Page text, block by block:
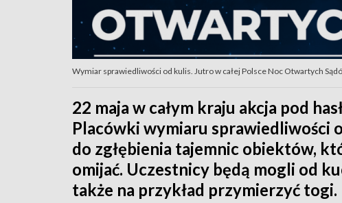
Wymiar sprawiedliwości od kulis. Jutro w całej Polsce Noc Otwartych
22 maja w całym kraju akcja pod
Placówki wymiaru sprawiedliwości
do zgłębienia tajemnic obiektów,
omijać. Uczestnicy będą mogli od
także na przykład przymierzyć togi.